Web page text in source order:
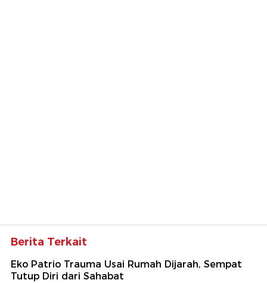
Berita Terkait
Eko Patrio Trauma Usai Rumah Dijarah, Sempat
Tutup Diri dari Sahabat